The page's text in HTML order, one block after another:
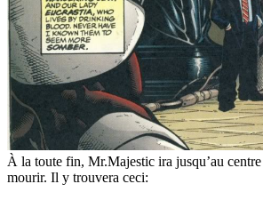
À la toute fin, Mr.Majestic ira jusqu’au
mourir. Il y trouvera ceci: